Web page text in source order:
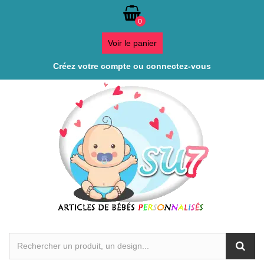
0
Voir le panier
Créez votre compte ou connectez-vous